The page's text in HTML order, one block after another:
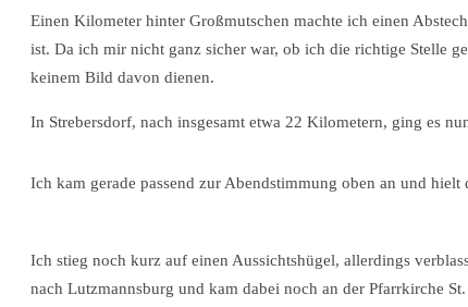
Einen Kilometer hinter Großmutschen machte ich einen
ist. Da ich mir nicht ganz sicher war, ob ich die richtige Stelle
keinem Bild davon dienen.
In Strebersdorf, nach insgesamt etwa 22 Kilometern, ging es
Ich kam gerade passend zur Abendstimmung oben an und
Ich stieg noch kurz auf einen Aussichtshügel, allerdings
nach Lutzmannsburg und kam dabei noch an der Pfarrkirche